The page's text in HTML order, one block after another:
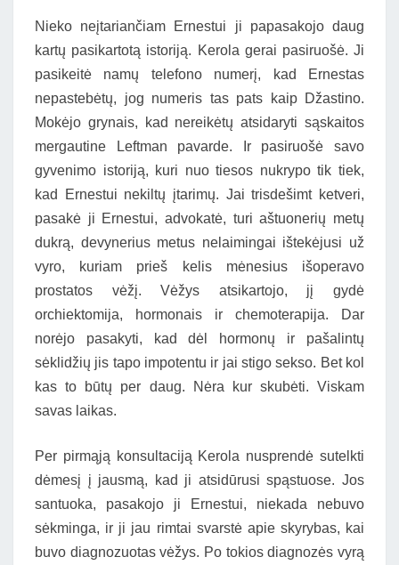
Nieko neįtariančiam Ernestui ji papasakojo daug
kartų pasikartotą istoriją. Kerola gerai pasiruošė. Ji
pasikeitė namų telefono numerį, kad Ernestas
nepastebėtų, jog numeris tas pats kaip Džastino.
Mokėjo grynais, kad nereikėtų atsidaryti sąskaitos
mergautine Leftman pavarde. Ir pasiruošė savo
gyvenimo istoriją, kuri nuo tiesos nukrypo tik tiek,
kad Ernestui nekiltų įtarimų. Jai trisdešimt ketveri,
pasakė ji Ernestui, advokatė, turi aštuonerių metų
dukrą, devynerius metus nelaimingai ištekėjusi už
vyro, kuriam prieš kelis mėnesius išoperavo
prostatos vėžį. Vėžys atsikartojo, jį gydė
orchiektomija, hormonais ir chemoterapija. Dar
norėjo pasakyti, kad dėl hormonų ir pašalintų
sėklidžių jis tapo impotentu ir jai stigo sekso. Bet kol
kas to būtų per daug. Nėra kur skubėti. Viskam
savas laikas.
Per pirmąją konsultaciją Kerola nusprendė sutelkti
dėmesį į jausmą, kad ji atsidūrusi spąstuose. Jos
santuoka, pasakojo ji Ernestui, niekada nebuvo
sėkminga, ir ji jau rimtai svarstė apie skyrybas, kai
buvo diagnozuotas vėžys. Po tokios diagnozės vyrą